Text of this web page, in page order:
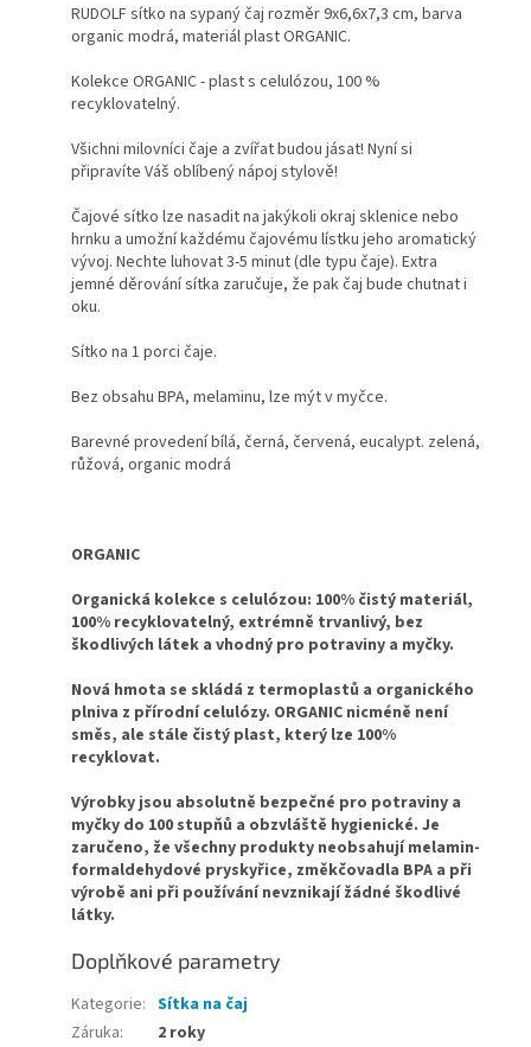
RUDOLF sítko na sypaný čaj rozměr 9x6,6x7,3 cm, barva
organic modrá, materiál plast ORGANIC.
Kolekce ORGANIC - plast s celulózou, 100 %
recyklovatelný.
Všichni milovníci čaje a zvířat budou jásat! Nyní si
připravíte Váš oblíbený nápoj stylově!
Čajové sítko lze nasadit na jakýkoli okraj sklenice nebo
hrnku a umožní každému čajovému lístku jeho aromatický
vývoj. Nechte luhovat 3-5 minut (dle typu čaje). Extra
jemné děrování sítka zaručuje, že pak čaj bude chutnat i
oku.
Sítko na 1 porci čaje.
Bez obsahu BPA, melaminu, lze mýt v myčce.
Barevné provedení bílá, černá, červená, eucalypt. zelená,
růžová, organic modrá
ORGANIC
Organická kolekce s celulózou: 100% čistý materiál,
100% recyklovatelný, extrémně trvanlivý, bez
škodlivých látek a vhodný pro potraviny a myčky.
Nová hmota se skládá z termoplastů a organického
plniva z přírodní celulózy. ORGANIC nicméně není
směs, ale stále čistý plast, který lze 100%
recyklovat.
Výrobky jsou absolutně bezpečné pro potraviny a
myčky do 100 stupňů a obzvláště hygienické. Je
zaručeno, že všechny produkty neobsahují melamin-
formaldehydové pryskyřice, změkčovadla BPA a při
výrobě ani při používání nevznikají žádné škodlivé
látky.
Doplňkové parametry
Kategorie: Sítka na čaj
Záruka:
2 roky